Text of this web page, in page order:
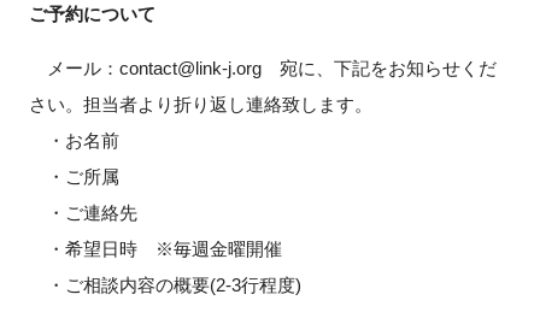
ご予約について
メール：contact@link-j.org 宛に、下記をお知らせくだ
さい。担当者より折り返し連絡致します。
・お名前
・ご所属
・ご連絡先
・希望日時 ※毎週金曜開催
・ご相談内容の概要(2-3行程度)